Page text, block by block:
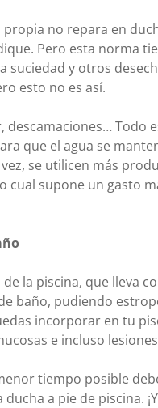
no repara en
Pero esta norma
suciedad y otros
esto no es así.
descamaciones… Todo
que el agua se
se utilicen más
cual supone un gasto
la piscina, que lleva
baño, pudiendo
incorporar en tu
e incluso
tiempo posible
a pie de piscina.